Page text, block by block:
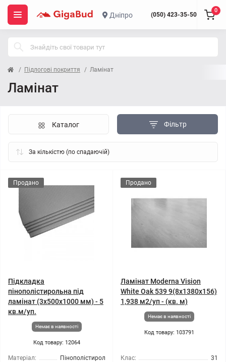
Дніпро (050) 423-35-50
0
Підлогові покриття Ламінат
Ламінат
Фільтр
Каталог
Продано
Підкладка
пінополістирольна під
ламінат (3x500x1000 мм) - 5
кв.м/уп.
Немає в наявності
Код товару: 12064
Матеріал:
Пінополістирол
Продано
Ламінат Moderna Vision
White Oak 539 9(8x1380x156)
1,938 м2/уп - (кв. м)
Немає в наявності
Код товару: 103791
Клас:
31